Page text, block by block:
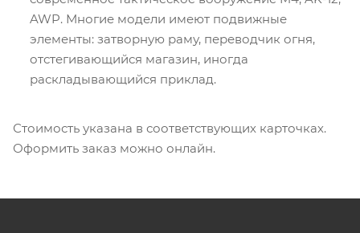
AWP. Многие модели имеют подвижные
элементы: затворную раму, переводчик огня,
отстегивающийся магазин, иногда
раскладывающийся приклад.
Стоимость указана в соответствующих карточках.
Оформить заказ можно онлайн.